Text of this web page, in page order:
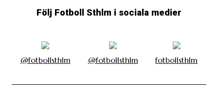
Följ Fotboll Sthlm i sociala medier
@fotbollsthlm @fotbollsthlm fotbollsthlm